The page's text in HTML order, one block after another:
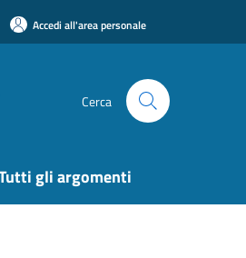
Accedi all'area personale
Cerca
gli argomenti